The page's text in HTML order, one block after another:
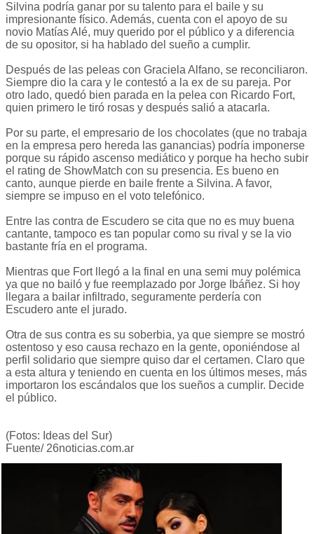
Silvina podría ganar por su talento para el baile y su
impresionante físico. Además, cuenta con el apoyo de su
novio Matías Alé, muy querido por el público y a diferencia
de su opositor, si ha hablado del sueño a cumplir.
Después de las peleas con Graciela Alfano, se reconciliaron.
Siempre dio la cara y le contestó a la ex de su pareja. Por
otro lado, quedó bien parada en la pelea con Ricardo Fort,
quien primero le tiró rosas y después salió a atacarla.
Por su parte, el empresario de los chocolates (que no trabaja
en la empresa pero hereda las ganancias) podría imponerse
porque su rápido ascenso mediático y porque ha hecho subir
el rating de ShowMatch con su presencia. Es bueno en
canto, aunque pierde en baile frente a Silvina. A favor,
siempre se impuso en el voto telefónico.
Entre las contra de Escudero se cita que no es muy buena
cantante, tampoco es tan popular como su rival y se la vio
bastante fría en el programa.
Mientras que Fort llegó a la final en una semi muy polémica
ya que no bailó y fue reemplazado por Jorge Ibáñez. Si hoy
llegara a bailar infiltrado, seguramente perdería con
Escudero ante el jurado.
Otra de sus contra es su soberbia, ya que siempre se mostró
ostentoso y eso causa rechazo en la gente, oponiéndose al
perfil solidario que siempre quiso dar el certamen. Claro que
a esta altura y teniendo en cuenta en los últimos meses, más
importaron los escándalos que los sueños a cumplir. Decide
el público.
(Fotos: Ideas del Sur)
Fuente/ 26noticias.com.ar